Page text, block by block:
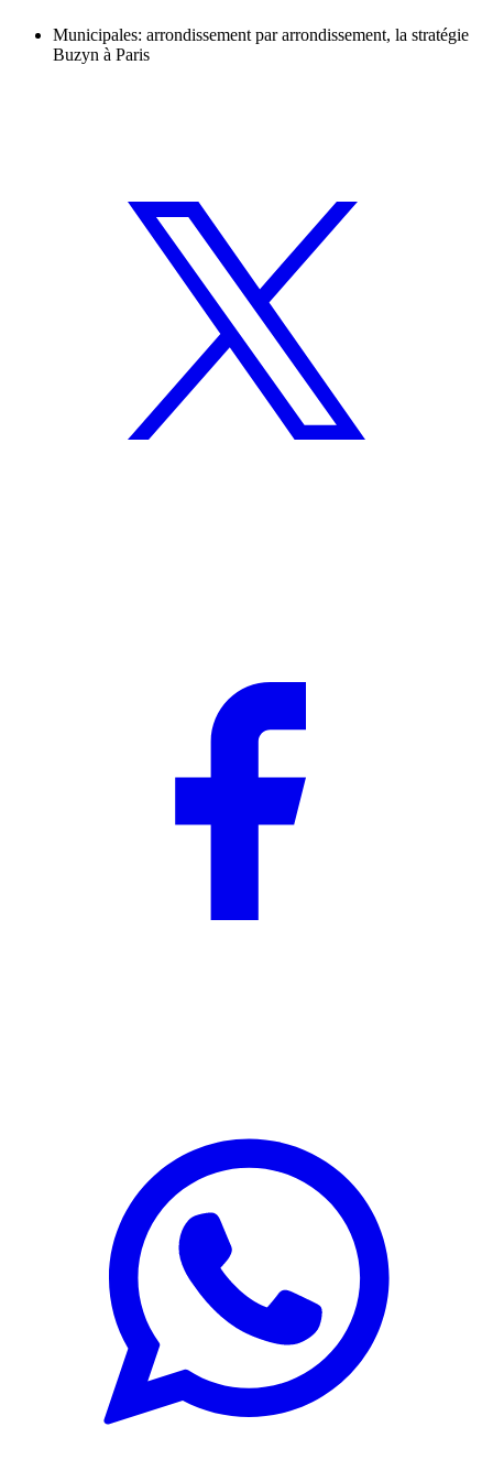
Municipales: arrondissement par arrondissement, la stratégie
Buzyn à Paris